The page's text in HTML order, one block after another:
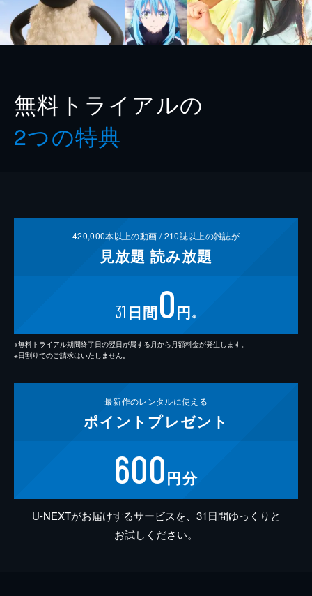
無料トライアルの
2つの特典
420,000本以上の動画 /210誌以上の雑誌が
見放題 読み放題
31 日間0円 ※
※無料トライアル期間終了日の翌日が属する月から月額料金が発生します。
※日割りでのご請求はいたしません。
最新作のレンタルに使える
ポイント プレゼント
600円分
U-NEXTがお届けするサービスを、31日間ゆっくりと
お試しください。